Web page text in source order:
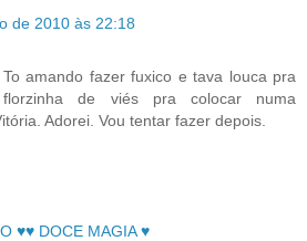
de 2010 às 22:18
To amando fazer fuxico e tava louca pra
de viés pra colocar numa
Adorei. Vou tentar fazer depois.
♥♥ DOCE MAGIA ♥